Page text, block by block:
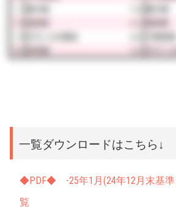
一覧ダウンロードはこちら↓
◆PDF◆ -25年1月(24年12月末基準
覧